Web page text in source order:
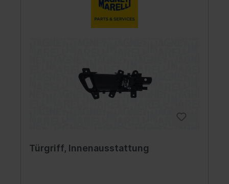
Türgriff, Innenausstattung